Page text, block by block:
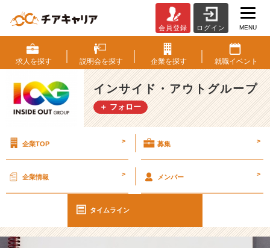
O
G
っ
て
ナ
ニ？】
聞
み
た！
ー
会員登録 ログイン MENU
求人を探す 説明会を探す 企業を探す 就職イベント
インサイド・アウトグループ
＋ フォロー
企業TOP > 募集 >
企業情報 > メンバー >
タイムライン